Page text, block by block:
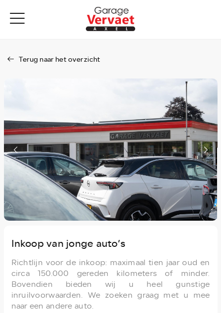
Terug naar het overzicht
Inkoop van jonge auto’s
Richtlijn voor de inkoop: maximaal tien jaar oud en
circa 150.000 gereden kilometers of minder.
Bovendien bieden wij u heel gunstige
inruilvoorwaarden. We zoeken graag met u mee
naar een andere auto.